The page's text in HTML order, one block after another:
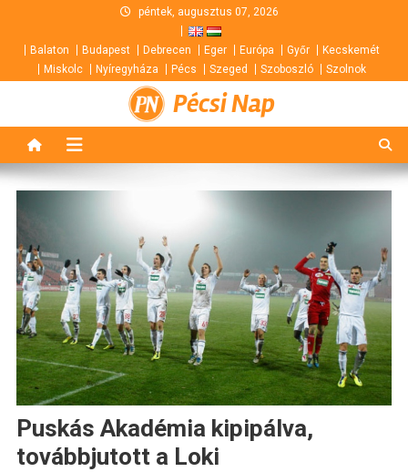
content
péntek, augusztus 07, 2026
Balaton Budapest Debrecen Eger Európa Győr
Kecskemét
Miskolc
Nyíregyháza Pécs Szeged Szoboszló Szolnok
Pécsi Nap
Puskás Akadémia kipipálva,
továbbjutott a Loki